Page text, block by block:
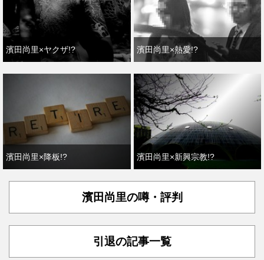
濱田尚里×ヤクザ!? 濱田尚里×熱愛!?
濱田尚里×降板!? 濱田尚里×新興宗教!?
濱田尚里の噂・評判
引退の記事一覧